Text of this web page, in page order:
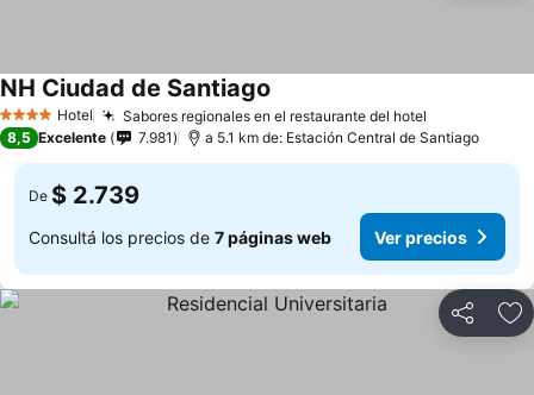
4 EstrellasHotel Sabores regionales en el restaurante del hotel
NH Ciudad de Santiago
8,5 Excelente 7.981 a 5.1 km de: Estación Central de Santiago
De $ 2.739
Consultá los precios de 7 páginas web Ver precios
Compartir